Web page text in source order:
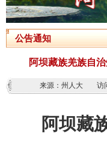
公告通知
阿坝藏族羌族自
来源：州人大 访
阿坝藏